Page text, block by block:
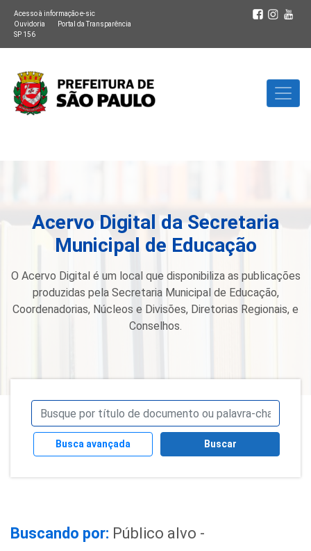
Acesso à informação e-sic
Ouvidoria
Portal da Transparência
SP 156
Acervo Digital da Secretaria
Municipal de Educação
O Acervo Digital é um local que disponibiliza as publicações
produzidas pela Secretaria Municipal de Educação,
Coordenadorias, Núcleos e Divisões, Diretorias Regionais, e
Conselhos.
Busca avançada Buscar
Buscando por: Público alvo -